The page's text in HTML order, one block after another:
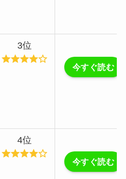
3位
今すぐ読む
4位
今すぐ読む